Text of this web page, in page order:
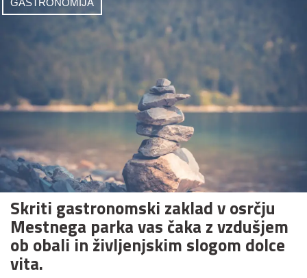
Skriti gastronomski zaklad v osrčju
Mestnega parka vas čaka z vzdušjem
ob obali in življenjskim slogom dolce
vita.